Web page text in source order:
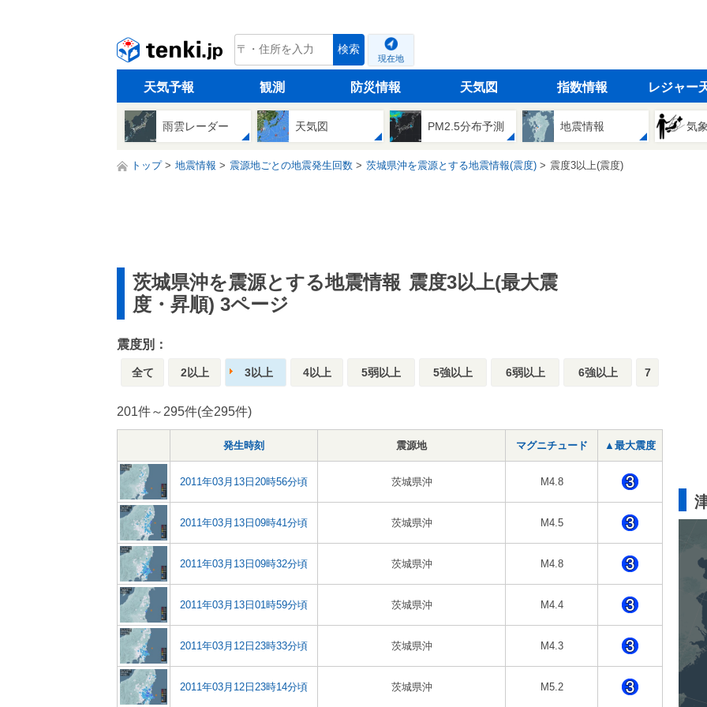
tenki.jp 検索
現在地
天気予報 観測 防災情報 天気図 指数情報 レジャー
雨雲レーダー 天気図 PM2.5分布予測 地震情報 気
トップ 地震情報 震源地ごとの地震発生回数 茨城県沖を震源とする地震情報(震度) 震度3以上(震度)
茨城県沖を震源とする地震情報 震度3以上(最大震
度・昇順) 3ページ
震度別：
全て 2以上 3以上 4以上 5弱以上 5強以上 6弱以上 6強以上 7
201件～295件(全295件)
発生時刻 震源地 マグニチュード ▲最大震度
2011年03月13日20時56分頃 茨城県沖 M4.8
2011年03月13日09時41分頃 茨城県沖 M4.5
2011年03月13日09時32分頃 茨城県沖 M4.8
2011年03月13日01時59分頃 茨城県沖 M4.4
2011年03月12日23時33分頃 茨城県沖 M4.3
2011年03月12日23時14分頃 茨城県沖 M5.2